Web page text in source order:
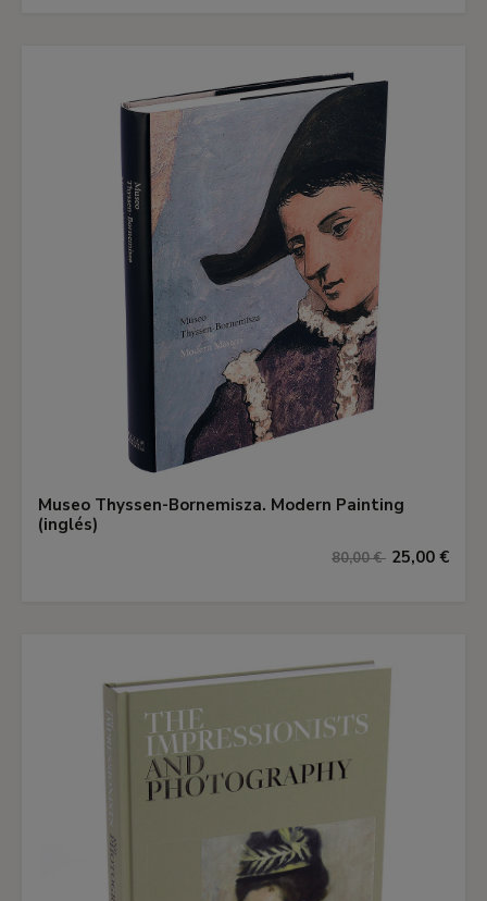
Museo Thyssen-Bornemisza. Modern Painting
(inglés)
80,00 € 25,00 €